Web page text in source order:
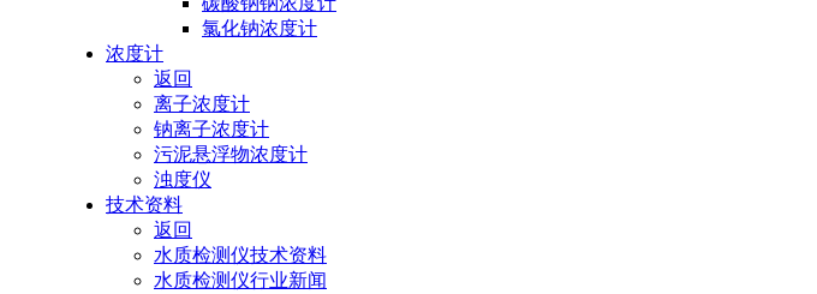
氯化钠浓度计
浓度计
返回
离子浓度计
钠离子浓度计
污泥悬浮物浓度计
浊度仪
技术资料
返回
水质检测仪技术资料
水质检测仪行业新闻